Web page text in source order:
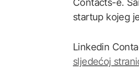
startup kojeg
Linkedin
sljedećoj